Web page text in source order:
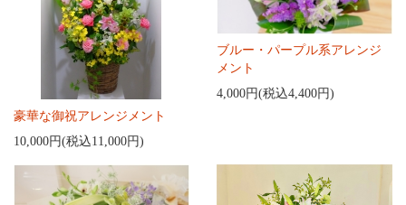
豪華な御祝アレンジメント
10,000円(税込11,000円)
ブルー・パープル系アレンジ
メント
4,000円(税込4,400円)